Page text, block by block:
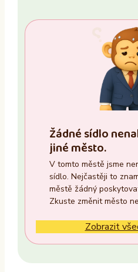
Trvalý pobyt
Ano
Ne
Recepce
Ano
Ne
Žádné sídlo
jiné město.
V tomto městě jsme
sídlo. Nejčastěji to
městě žádný
Zkuste změnit město
Zobrazit